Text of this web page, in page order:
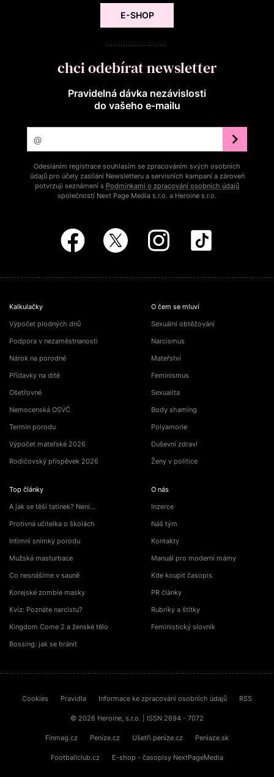
E-SHOP
chci odebírat newsletter
Pravidelná dávka nezávislosti
do vašeho e‑mailu
Odesláním registrace souhlasím se zpracováním svých osobních
údajů pro účely zasílání Newsletteru a servisních kampaní a zároveň
potvrzuji seznámení s Podmínkami o zpracování osobních údajů
společností Next Page Media s.r.o. a Heroine s.r.o.
Kalkulačky
Výpočet plodných dnů
Podpora v nezaměstnanosti
Nárok na porodné
Přídavky na dítě
Ošetřovné
Nemocenská OSVČ
Termín porodu
Výpočet mateřské 2026
Rodičovský příspěvek 2026
Top články
A jak se těší tatínek? Není…
Protivná učitelka o školách
Intimní snímky porodu
Mužská masturbace
Co nesnášíme v sauně
Korejské zombie masky
Kvíz: Poznáte narcistu?
Kingdom Come 2 a ženské tělo
Bossing: jak se bránit
O čem se mluví
Sexuální obtěžování
Narcismus
Mateřství
Feminismus
Sexualita
Body shaming
Polyamorie
Duševní zdraví
Ženy v politice
O nás
Inzerce
Náš tým
Kontakty
Manuál pro moderní mámy
Kde koupit časopis
PR články
Rubriky a štítky
Feministický slovník
Cookies Pravidla Informace ke zpracování osobních údajů RSS
© 2026 Heroine, s.r.o. | ISSN 2694 - 7072
Finmag.cz Peníze.cz Ušetři.peníze.cz Peniaze.sk
Footballclub.cz E-shop - časopisy NextPageMedia